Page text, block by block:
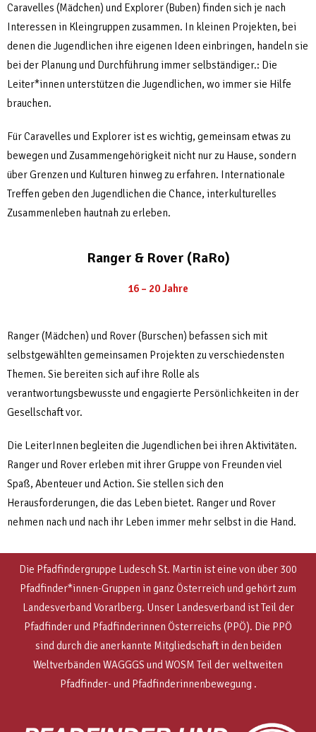
Caravelles (Mädchen) und Explorer (Buben) finden sich je nach
Interessen in Kleingruppen zusammen. In kleinen Projekten, bei
denen die Jugendlichen ihre eigenen Ideen einbringen, handeln sie
bei der Planung und Durchführung immer selbständiger.: Die
Leiter*innen unterstützen die Jugendlichen, wo immer sie Hilfe
brauchen.
Für Caravelles und Explorer ist es wichtig, gemeinsam etwas zu
bewegen und Zusammengehörigkeit nicht nur zu Hause, sondern
über Grenzen und Kulturen hinweg zu erfahren. Internationale
Treffen geben den Jugendlichen die Chance, interkulturelles
Zusammenleben hautnah zu erleben.
Ranger & Rover (RaRo)
16 – 20 Jahre
Ranger (Mädchen) und Rover (Burschen) befassen sich mit
selbstgewählten gemeinsamen Projekten zu verschiedensten
Themen. Sie bereiten sich auf ihre Rolle als
verantwortungsbewusste und engagierte Persönlichkeiten in der
Gesellschaft vor.
Die LeiterInnen begleiten die Jugendlichen bei ihren Aktivitäten.
Ranger und Rover erleben mit ihrer Gruppe von Freunden viel
Spaß, Abenteuer und Action. Sie stellen sich den
Herausforderungen, die das Leben bietet. Ranger und Rover
nehmen nach und nach ihr Leben immer mehr selbst in die Hand.
Die Pfadfindergruppe Ludesch St. Martin ist eine von über 300
Pfadfinder*innen-Gruppen in ganz Österreich und gehört zum
Landesverband Vorarlberg. Unser Landesverband ist Teil der
Pfadfinder und Pfadfinderinnen Österreichs (PPÖ). Die PPÖ
sinddurch die anerkannte Mitgliedschaft in den beiden
Weltverbänden WAGGGS und WOSM Teil der weltweiten
Pfadfinder- und Pfadfinderinnenbewegung .